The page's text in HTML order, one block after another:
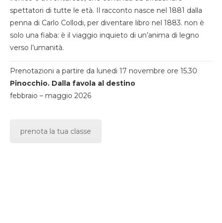
spettatori di tutte le età. Il racconto nasce nel 1881 dalla
penna di Carlo Collodi, per diventare libro nel 1883. non è
solo una fiaba: è il viaggio inquieto di un’anima di legno
verso l’umanità.
Prenotazioni a partire da lunedi 17 novembre ore 15.30
Pinocchio. Dalla favola al destino
febbraio – maggio 2026
prenota la tua classe